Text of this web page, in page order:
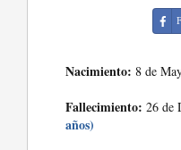
Nacimiento: 8 de
Fallecimiento: 26 de
años)